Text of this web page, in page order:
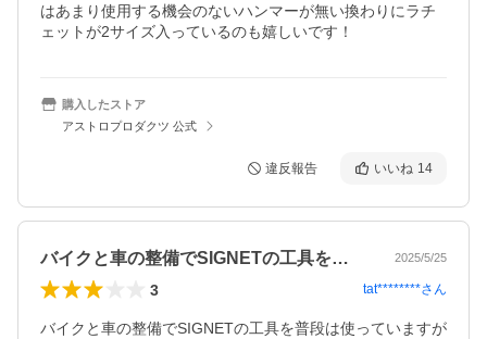
はあまり使用する機会のないハンマーが無い換わりにラチ
ェットが2サイズ入っているのも嬉しいです！
購入したストア
アストロプロダクツ 公式
違反報告 いいね 14
バイクと車の整備でSIGNETの工具を… 2025/5/25
3 tat********さん
バイクと車の整備でSIGNETの工具を普段は使っていますが